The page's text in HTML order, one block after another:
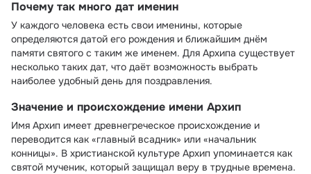
Почему так много дат именин
У каждого человека есть свои именины, которые
определяются датой его рождения и ближайшим днём
памяти святого с таким же именем. Для Архипа существует
несколько таких дат, что даёт возможность выбрать
наиболее удобный день для поздравления.
Значение и происхождение имени Архип
Имя Архип имеет древнегреческое происхождение и
переводится как «главный всадник» или «начальник
конницы». В христианской культуре Архип упоминается как
святой мученик, который защищал веру в трудные времена.